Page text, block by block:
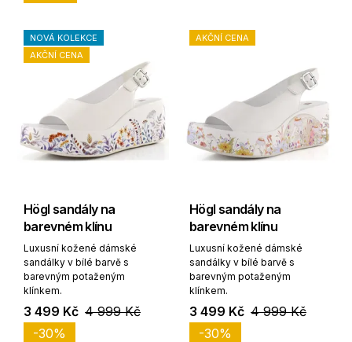
NOVÁ KOLEKCE
AKČNÍ CENA
Högl sandály na
barevném klínu
Luxusní kožené dámské
sandálky v bílé barvě s
barevným potaženým
klínkem.
3 499 Kč 4 999 Kč
-30%
AKČNÍ CENA
Högl sandály na
barevném klínu
Luxusní kožené dámské
sandálky v bílé barvě s
barevným potaženým
klínkem.
3 499 Kč 4 999 Kč
-30%